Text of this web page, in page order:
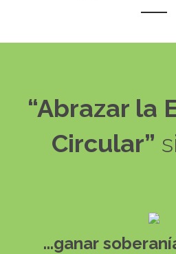
“Abrazar la
Circular”
...ganar